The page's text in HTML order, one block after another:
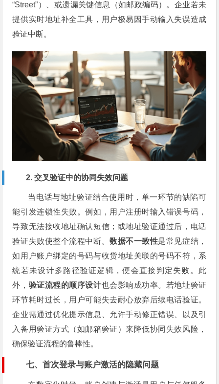
“Street”）、或遗漏关键信息（如邮政编码）。企业若未
提供实时地址补全工具，用户极易因手动输入失误造成
验证中断。
2. 交叉验证中的协同失效问题
当电话与地址验证结合使用时，单一环节的缺陷可
能引发连锁性失败。例如，用户注册时输入错误号码，
导致无法接收地址确认短信；或地址验证通过后，电话
验证失败使整个流程中断。数据不一致性是常见症结，
如用户账户绑定的号码与收货地址关联的号码不符，系
统若未设计多路径验证逻辑，便会直接判定失败。此
外， 验证流程的顺序设计也会影响成功率。若地址验证
环节耗时过长，用户可能失去耐心放弃后续电话验证。
企业需通过优化提示信息、允许手动修正错误、以及引
入备用验证方式（如邮箱验证）来降低协同失效风险，
确保验证流程的鲁棒性。
七、首次登录与账户激活的隐藏问题